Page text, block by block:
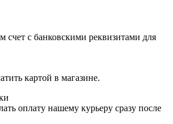
с банковскими реквизитами для
картой в магазине.
оплату нашему курьеру сразу после